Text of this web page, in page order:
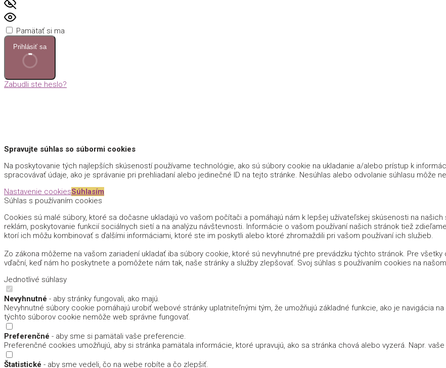
Pamätať si ma
Prihlásiť sa
Zabudli ste heslo?
Spravujte súhlas so súbormi cookies
Na poskytovanie tých najlepších skúseností používame technológie, ako sú súbory cookie na ukladanie a/alebo prístup k
spracovávať údaje, ako je správanie pri prehliadaní alebo jedinečné ID na tejto stránke. Nesúhlas alebo odvolanie súhlasu môže
Nastavenie cookiesSúhlasím
Súhlas s používaním cookies
Cookies sú malé súbory, ktoré sa dočasne ukladajú vo vašom počítači a pomáhajú nám k lepšej užívateľskej skúsenosti na
reklám, poskytovanie funkcií sociálnych sietí a na analýzu návštevnosti. Informácie o vašom používaní našich stránok tiež
ktorí ich môžu kombinovať s ďalšími informáciami, ktoré ste im poskytli alebo ktoré zhromaždili pri vašom používaní ich služieb.
Zo zákona môžeme na vašom zariadení ukladať iba súbory cookie, ktoré sú nevyhnutné pre prevádzku týchto stránok. Pre
vďační, keď nám ho poskytnete a pomôžete nám tak, naše stránky a služby zlepšovať. Svoj súhlas s používaním cookies na
Jednotlivé súhlasy
Nevyhnutné - aby stránky fungovali, ako majú.
Nevyhnutné súbory cookie pomáhajú urobiť webové stránky uplatniteľnými tým, že umožňujú základné funkcie, ako je navigácia
týchto súborov cookie nemôže web správne fungovať.
Preferenčné - aby sme si pamätali vaše preferencie.
Preferenčné cookies umožňujú, aby si stránka pamätala informácie, ktoré upravujú, ako sa stránka chová alebo vyzerá. Napr.
Štatistické - aby sme vedeli, čo na webe robíte a čo zlepšiť.